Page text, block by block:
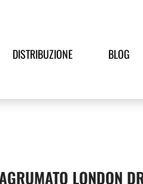
DISTRIBUZIONE BLOG
LONDON